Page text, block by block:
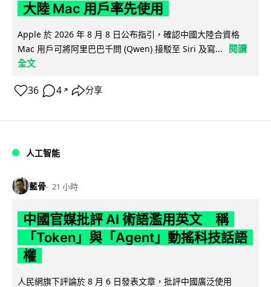
大陸 Mac 用戶率先使用
Apple 於 2026 年 8 月 8 日公布指引，確認中國大陸合資格
Mac 用戶可將阿里巴巴千問 (Qwen) 接駁至 Siri 及寫...
閱讀
全文
36 4 ↗ 分享
人工智能
藍骨 21 小時
中國官媒批評 AI 術語濫用英文 稱
「Token」與「Agent」動搖科技話語
權
人民網旗下評論於 8 月 6 日發表文章，批評中國廣泛使用